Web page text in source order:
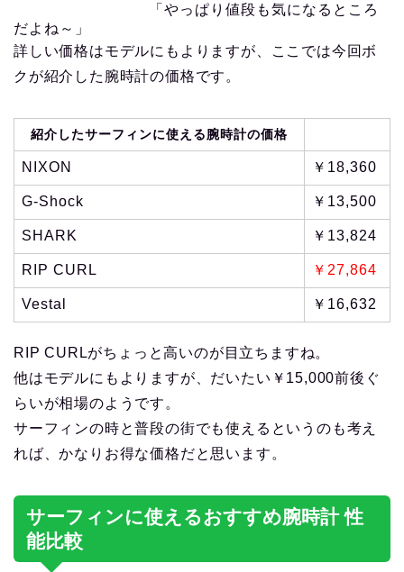
「やっぱり値段も気になるところ
だよね～」
詳しい価格はモデルにもよりますが、ここでは今回ボ
クが紹介した腕時計の価格です。
紹介したサーフィンに使える腕時計の価格
NIXON ￥18,360
G-Shock ￥13,500
SHARK ￥13,824
RIP CURL ￥27,864
Vestal ￥16,632
RIP CURLがちょっと高いのが目立ちますね。
他はモデルにもよりますが、だいたい￥15,000前後ぐ
らいが相場のようです。
サーフィンの時と普段の街でも使えるというのも考え
れば、かなりお得な価格だと思います。
サーフィンに使えるおすすめ腕時計 性
能比較